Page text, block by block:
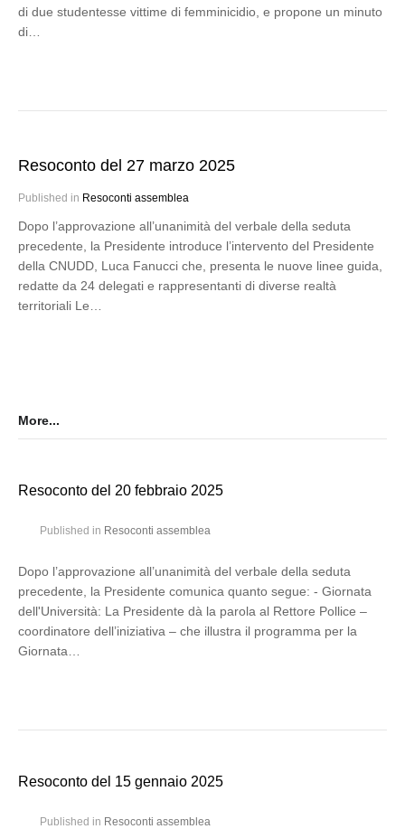
di due studentesse vittime di femminicidio, e propone un minuto
di…
Resoconto del 27 marzo 2025
Published in Resoconti assemblea
Dopo l’approvazione all’unanimità del verbale della seduta
precedente, la Presidente introduce l’intervento del Presidente
della CNUDD, Luca Fanucci che, presenta le nuove linee guida,
redatte da 24 delegati e rappresentanti di diverse realtà
territoriali Le…
More...
Resoconto del 20 febbraio 2025
Published in Resoconti assemblea
Dopo l’approvazione all’unanimità del verbale della seduta
precedente, la Presidente comunica quanto segue: - Giornata
dell'Università: La Presidente dà la parola al Rettore Pollice –
coordinatore dell’iniziativa – che illustra il programma per la
Giornata…
Resoconto del 15 gennaio 2025
Published in Resoconti assemblea